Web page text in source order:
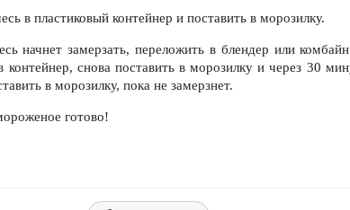
в пластиковый контейнер и поставить в морозилку.
начнет замерзать, переложить в блендер или
контейнер, снова поставить в морозилку и через 30
в морозилку, пока не замерзнет.
готово!